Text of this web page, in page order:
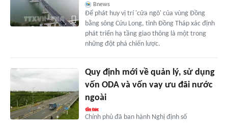
Bnews
Để phát huy vị trí 'cửa ngõ' của vùng Đồng
bằng sông Cửu Long, tỉnh Đồng Tháp xác định
phát triển hạ tầng giao thông là một trong
những đột phá chiến lược.
Quy định mới về quản lý, sử dụng
vốn ODA và vốn vay ưu đãi nước
ngoài
Chính phủ đã ban hành Nghị định số